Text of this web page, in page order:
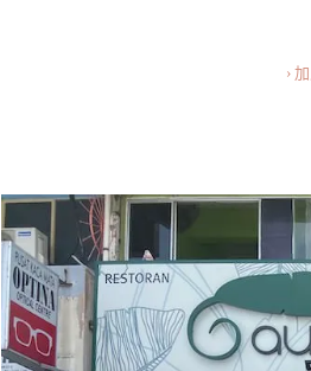
›